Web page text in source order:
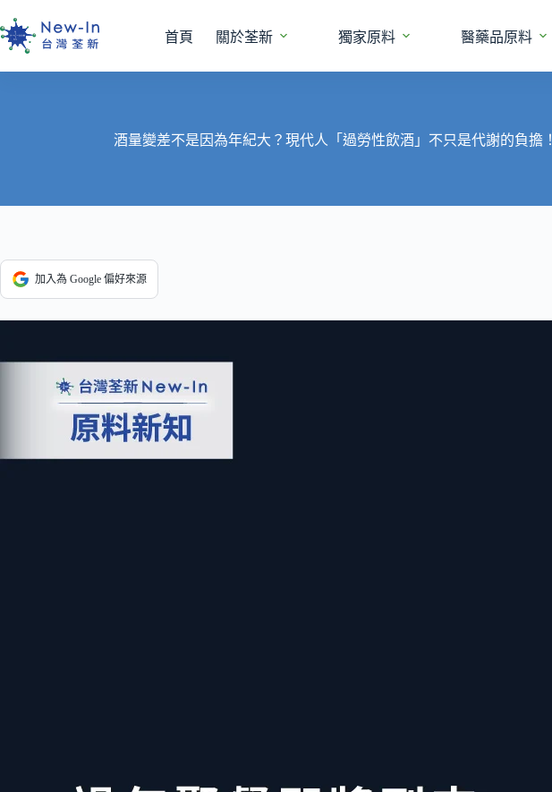
至
主
要
首頁 關於荃新 獨家原料 醫藥品原料
酒量變差不是因為年紀大？現代人「過勞性飲酒」不只是代謝的負擔！
加入為 Google 偏好來源